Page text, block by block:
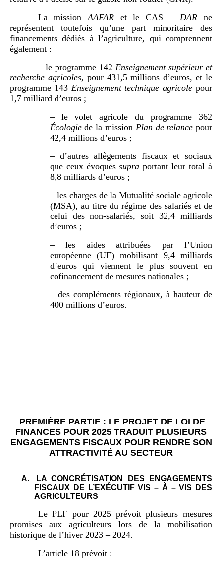
La missionAAFAR et le CAS –DAR ne
représentent toutefois qu’une part minoritaire des
financements dédiés à l’agriculture, qui comprennent
également :
– le programme 142 Enseignement supérieur et
recherche agricoles, pour 431,5 millions d’euros, et le
programme 143 Enseignement technique agricole pour
1,7 milliard d’euros ;
– le volet agricole du programme 362
Écologiede la mission Plan de relance pour
42,4 millions d’euros ;
– d’autres allègements fiscaux et sociaux
que ceux évoquéssupra portant leur total à
8,8 milliards d’euros ;
– les charges de la Mutualité sociale agricole
(MSA), au titre du régime des salariés et de
celui des non-salariés, soit 32,4 milliards
d’euros ;
– les aides attribuées par l’Union
européenne (UE) mobilisant 9,4 milliards
d’euros qui viennent le plus souvent en
cofinancement de mesures nationales ;
– des compléments régionaux, à hauteur de
400 millions d’euros.
PREMIÈRE PARTIE : LE PROJET DE LOI DE
FINANCES POUR 2025 TRADUIT PLUSIEURS
ENGAGEMENTS FISCAUX POUR RENDRE SON
ATTRACTIVITÉ AU SECTEUR
A.
LA CONCRÉTISATION DES ENGAGEMENTS
FISCAUX DE L’EXÉCUTIF VIS – À – VIS DES
AGRICULTEURS
Le PLF pour 2025 prévoit plusieurs mesures
promises aux agriculteurs lors de la mobilisation
historique de l’hiver 2023 – 2024.
L’article 18 prévoit :